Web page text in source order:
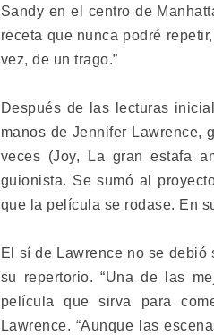
Sandy en el centro de
receta que nunca podré
vez, de un trago.”
Después de las lecturas
manos de Jennifer Lawrence,
veces (Joy, La gran estafa
guionista. Se sumó al
que la película se rodase. En
El sí de Lawrence no se
su repertorio. “Una de las
película que sirva para
Lawrence. “Aunque las